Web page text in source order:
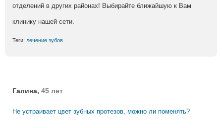
отделений в других районах! Выбирайте ближайшую к Вам
клинику нашей сети.
Теги: лечение зубов
Галина, 45 лет
Не устраивает цвет зубных протезов, можно ли поменять?